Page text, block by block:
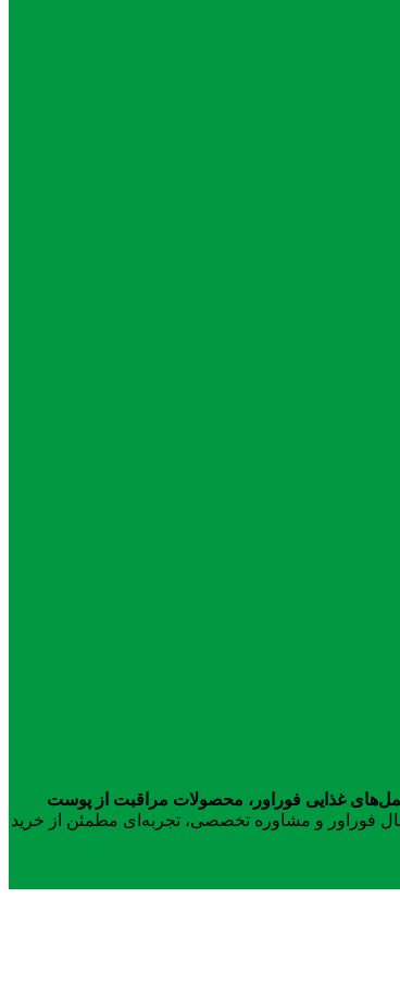
غذایی فوراور، محصولات مراقبت از پوست
فوراور و مشاوره تخصصی، تجربه‌ای مطمئن از خرید